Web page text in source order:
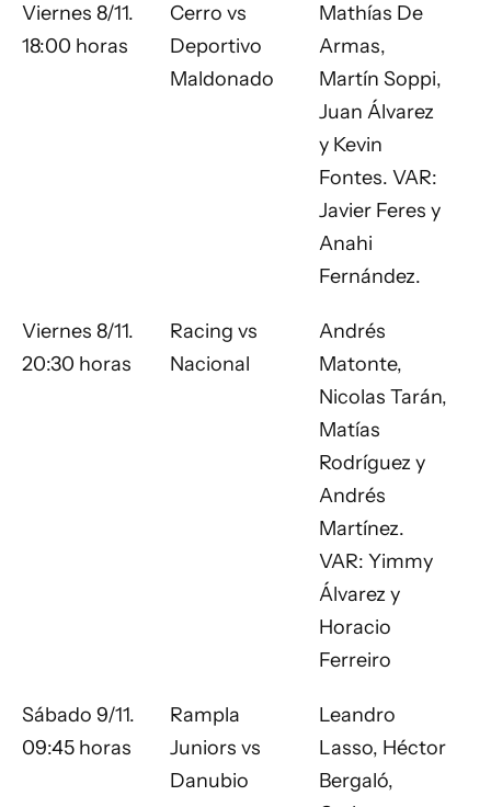
Viernes 8/11.
18:00 horas
Cerro vs
Deportivo
Maldonado
Mathías De
Armas,
Martín Soppi,
Juan Álvarez
y Kevin
Fontes. VAR:
Javier Feres y
Anahi
Fernández.
Viernes 8/11.
20:30 horas
Racing vs
Nacional
Andrés
Matonte,
Nicolas Tarán,
Matías
Rodríguez y
Andrés
Martínez.
VAR: Yimmy
Álvarez y
Horacio
Ferreiro
Sábado 9/11.
09:45 horas
Rampla
Juniors vs
Danubio
Leandro
Lasso, Héctor
Bergaló,